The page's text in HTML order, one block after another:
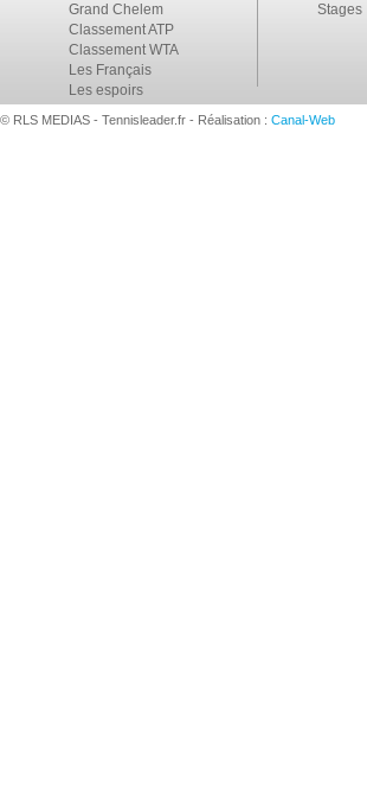
Grand Chelem
Classement ATP
Classement WTA
Les Français
Les espoirs
Stages
© RLS MEDIAS - Tennisleader.fr - Réalisation : Canal-Web